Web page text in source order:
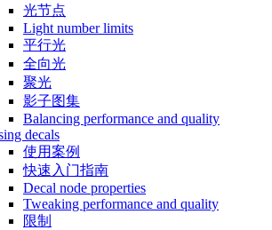
光节点
Light number limits
平行光
全向光
聚光
影子图集
Balancing performance and quality
decals
使用案例
快速入门指南
Decal node properties
Tweaking performance and quality
限制